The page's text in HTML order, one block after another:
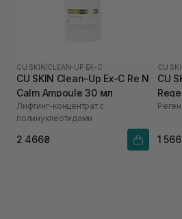
CU SKIN CLEAN-UP EX-C
CU SKIN Clean-Up Ex-C Re N
Calm Ampoule 30 мл
Лифтинг-концентрат с
полинуклеотидами
2 466₴
CU
CU
1